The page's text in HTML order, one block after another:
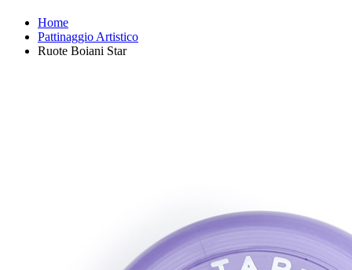
Home
Pattinaggio Artistico
Ruote Boiani Star